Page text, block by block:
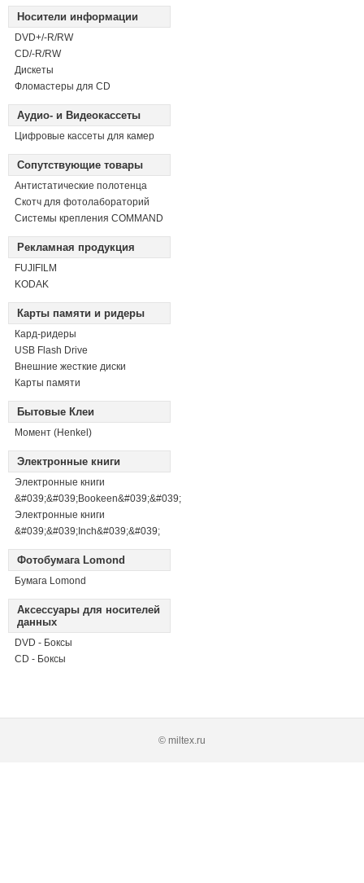
Носители информации
DVD+/-R/RW
СD/-R/RW
Дискеты
Фломастеры для CD
Аудио- и Видеокассеты
Цифровые кассеты для камер
Сопутствующие товары
Антистатические полотенца
Скотч для фотолабораторий
Системы крепления COMMAND
Рекламная продукция
FUJIFILM
KODAK
Карты памяти и ридеры
Кард-ридеры
USB Flash Drive
Внешние жесткие диски
Карты памяти
Бытовые Клеи
Момент (Henkel)
Электронные книги
Электронные книги
&#039;&#039;Bookeen&#039;&#039;
Электронные книги
&#039;&#039;Inch&#039;&#039;
Фотобумага Lomond
Бумага Lomond
Аксессуары для носителей
данных
DVD - Боксы
CD - Боксы
© miltex.ru